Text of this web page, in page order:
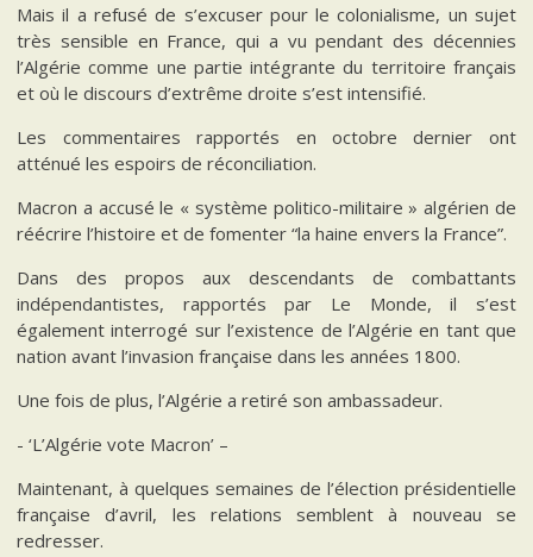
Mais il a refusé de s’excuser pour le colonialisme, un sujet
très sensible en France, qui a vu pendant des décennies
l’Algérie comme une partie intégrante du territoire français
et où le discours d’extrême droite s’est intensifié.
Les commentaires rapportés en octobre dernier ont
atténué les espoirs de réconciliation.
Macron a accusé le « système politico-militaire » algérien de
réécrire l’histoire et de fomenter “la haine envers la France”.
Dans des propos aux descendants de combattants
indépendantistes, rapportés par Le Monde, il s’est
également interrogé sur l’existence de l’Algérie en tant que
nation avant l’invasion française dans les années 1800.
Une fois de plus, l’Algérie a retiré son ambassadeur.
- ‘L’Algérie vote Macron’ –
Maintenant, à quelques semaines de l’élection présidentielle
française d’avril, les relations semblent à nouveau se
redresser.